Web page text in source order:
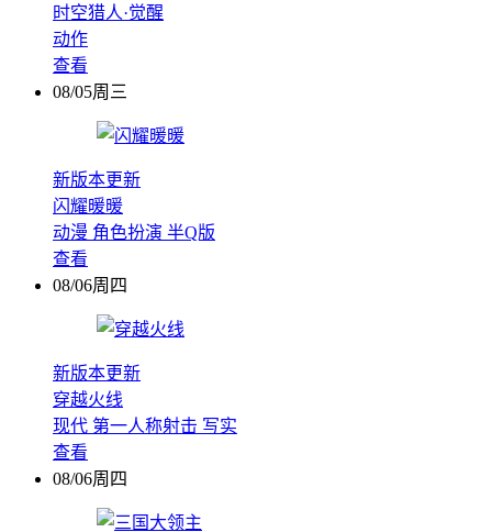
时空猎人·觉醒
动作
查看
08/05周三
新版本更新
闪耀暖暖
动漫 角色扮演 半Q版
查看
08/06周四
新版本更新
穿越火线
现代 第一人称射击 写实
查看
08/06周四